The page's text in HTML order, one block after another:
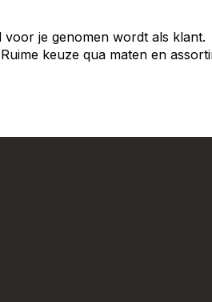
je genomen wordt als klant.
keuze qua maten en